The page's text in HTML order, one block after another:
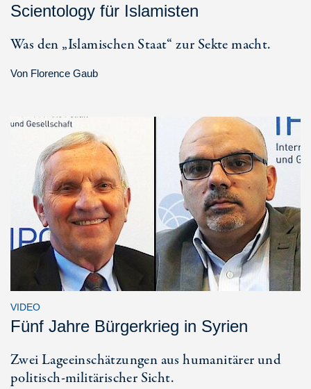
Scientology für Islamisten
Was den „Islamischen Staat“ zur Sekte macht.
Von Florence Gaub
VIDEO
Fünf Jahre Bürgerkrieg in Syrien
Zwei Lageeinschätzungen aus humanitärer und
politisch-militärischer Sicht.